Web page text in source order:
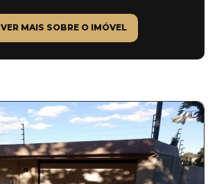
VER MAIS SOBRE O IMÓVEL